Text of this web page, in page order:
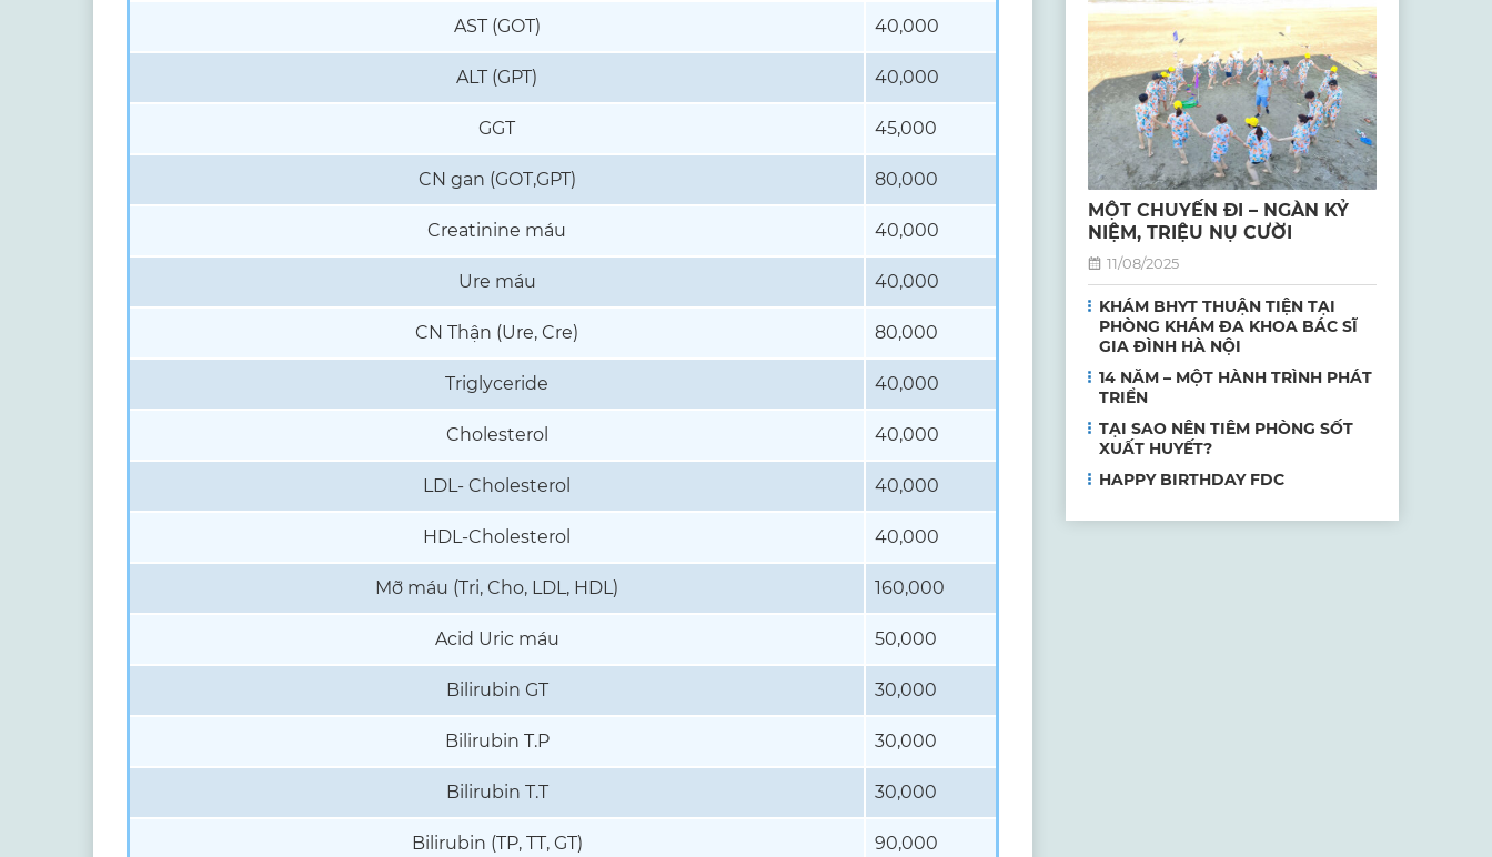
AST (GOT) 40,000
ALT (GPT) 40,000
GGT 45,000
CN gan (GOT,GPT) 80,000
Creatinine máu 40,000
Ure máu 40,000
CN Thận (Ure, Cre) 80,000
Triglyceride 40,000
Cholesterol 40,000
LDL- Cholesterol 40,000
HDL-Cholesterol 40,000
Mỡ máu (Tri, Cho, LDL, HDL) 160,000
Acid Uric máu 50,000
Bilirubin GT 30,000
Bilirubin T.P 30,000
Bilirubin T.T 30,000
Bilirubin (TP, TT, GT) 90,000
MỘT CHUYẾN ĐI – NGÀN KỶ
NIỆM, TRIỆU NỤ CƯỜI
11/08/2025
KHÁM BHYT THUẬN TIỆN TẠI
PHÒNG KHÁM ĐA KHOA BÁC SĨ
GIA ĐÌNH HÀ NỘI
14 NĂM – MỘT HÀNH TRÌNH PHÁT
TRIỂN
TẠI SAO NÊN TIÊM PHÒNG SỐT
XUẤT HUYẾT?
HAPPY BIRTHDAY FDC